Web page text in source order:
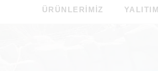
ÜRÜNLERIMIZ YALITIM